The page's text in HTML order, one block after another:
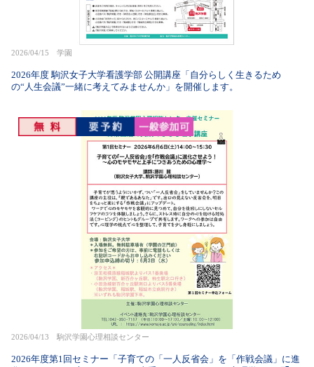
2026/04/15 学園
2026年度 駒沢女子大学看護学部 公開講座「自分らしく生きるため
の“人生会議”一緒に考えてみませんか」を開催します。
2026/04/13 駒沢学園心理相談センター
2026年度第1回セミナー「子育ての「一人反省会」を「作戦会議」に進